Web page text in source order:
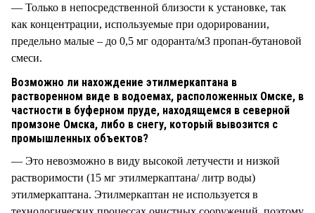
— Только в непосредственной близости к установке, так
как концентрации, используемые при одорировании,
предельно малые – до 0,5 мг одоранта/м3 пропан-бутановой
смеси.
Возможно ли нахождение этилмеркаптана в
растворенном виде в водоемах, расположенных Омске, в
частности в буферном пруде, находящемся в северной
промзоне Омска, либо в снегу, который вывозится с
промышленных объектов?
— Это невозможно в виду высокой летучести и низкой
растворимости (15 мг этилмеркаптана/ литр воды)
этилмеркаптана. Этилмеркаптан не используется в